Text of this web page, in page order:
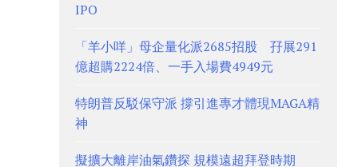
IPO
「羊小咩」母企量化派2685招股 孖展291
億超購2224倍、一手入場費4949元
特朗普反駁保守派 撐引進專才體現MAGA精
神
擬擴大離岸油氣鑽探 規模遠超拜登時期